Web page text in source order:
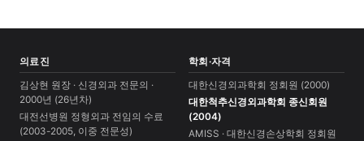
의료진
김상현 원장 · 신경외과 전문의 ·
2000년 (26년차)
대전선병원 정형외과 전임의 수료
(2003-2005, 이중 전문성)
학회·자격
대한신경외과학회 정회원 (2000)
대한척추신경외과학회 종신회원
(2004)
AMISS · 대한신경손상학회 정회원